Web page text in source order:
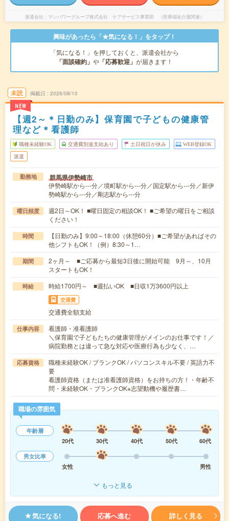
派遣会社 マンパワーグループ株式会社 ケアサービス事業部 （医療福祉介護関連）
興味があったら「★気になる！」をタップ！
「気になる！」を押しておくと、派遣会社から
「面談確約」 や 「応募歓迎」 が届きます！
未読
NEW
掲載日 2026/08/10
【週2～＊日勤のみ】保育園で子どもの健康管
理など＊看護師
職種未経験OK 交通費別途支給あり 土日祝日が休み WEB登録OK
派遣
勤務地 群馬県伊勢崎市
伊勢崎駅から---分／境町駅から---分／国定駅から---分／新伊
勢崎駅から---分／剛志駅から---分
曜日頻度
週2日～OK！ ■曜日固定の相談OK！ ■ご希望の曜日をご相談
ください！
時間
【日勤のみ】9:00～18:00（休憩60分）■ご希望があればその
他シフトもOK！（例）8:30～1…
期間
2ヶ月～ ■ご応募から最短3日後に開始可能 9月～、10月
スタートもOK！
時給 時給1700円～ ■週払いOK ■日収1万3600円以上
交通費
交通費全額支給
仕事内容
看護師・准看護師
＼保育園で子どもたちの健康管理がメインのお仕事です！／
病院勤務とは違って急な対応や医療行為も少なく、…
応募資格
職種未経験OK / ブランクOK / パソコンスキル不要 / 英語力不
要
看護師資格（または准看護師資格）をお持ちの方！・年齢不
問・未経験OK・ブランクOK※志望動機や履歴書…
職場の雰囲気
年齢層
20代
30代 40代 50代
60代
男女比率
女性
男性
もっと見る
気になる! 応募へ進む 詳しく見る